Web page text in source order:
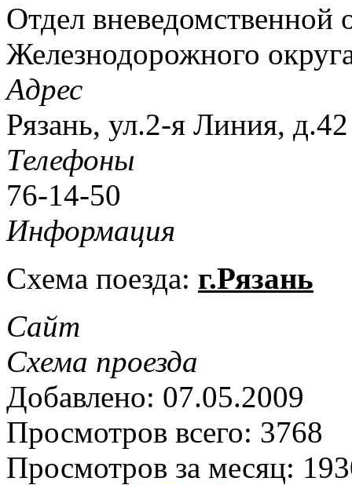
Отдел
Железнодорожного
Адрес
Рязань, ул.2-я Линия, д.42
Телефоны
76-14-50
Информация
Схема поезда: г.Рязань
Сайт
Схема проезда
Добавлено: 07.05.2009
Просмотров всего: 3768
Просмотров за месяц: